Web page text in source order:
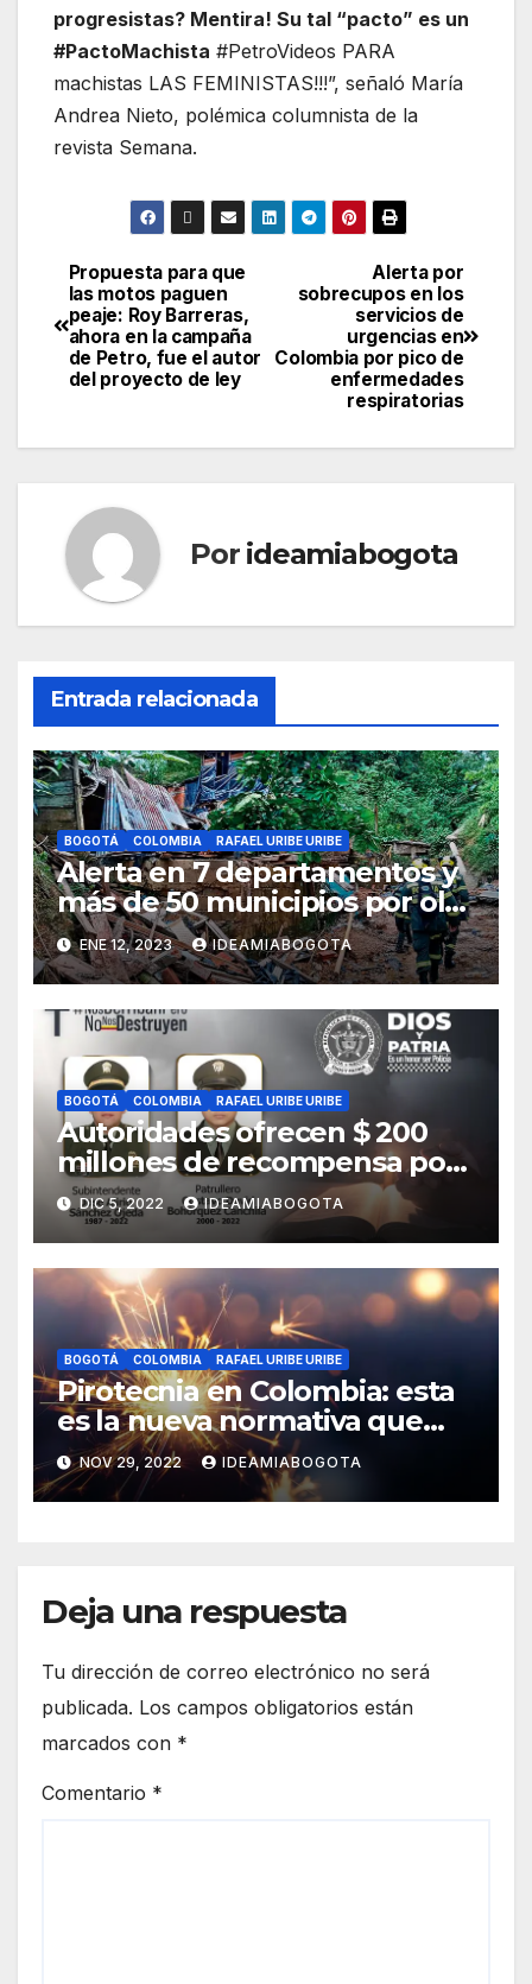
progresistas? Mentira! Su tal “pacto” es un
#PactoMachista #PetroVideos PARA
machistas LAS FEMINISTAS!!!”, señaló María
Andrea Nieto, polémica columnista de la
revista Semana.
Alerta por
sobrecupos en los
servicios de
urgencias en
Colombia por pico de
enfermedades
respiratorias
Propuesta para que
las motos paguen
peaje: Roy Barreras,
ahora en la campaña
de Petro, fue el autor
del proyecto de ley
Por ideamiabogota
Entrada relacionada
BOGOTÁ COLOMBIA RAFAEL URIBE URIBE
Alerta en 7 departamentos y
más de 50 municipios por ola
invernal
ENE 12, 2023 IDEAMIABOGOTA
BOGOTÁ COLOMBIA RAFAEL URIBE URIBE
Autoridades ofrecen $ 200
millones de recompensa por
asesinato de dos policías en
Bosa, sur de Bogotá
DIC 5, 2022 IDEAMIABOGOTA
BOGOTÁ COLOMBIA RAFAEL URIBE URIBE
Pirotecnia en Colombia: esta
es la nueva normativa que
regula su uso y
comercialización
NOV 29, 2022 IDEAMIABOGOTA
Deja una respuesta
Tu dirección de correo electrónico no será
publicada. Los campos obligatorios están
marcados con *
Comentario *